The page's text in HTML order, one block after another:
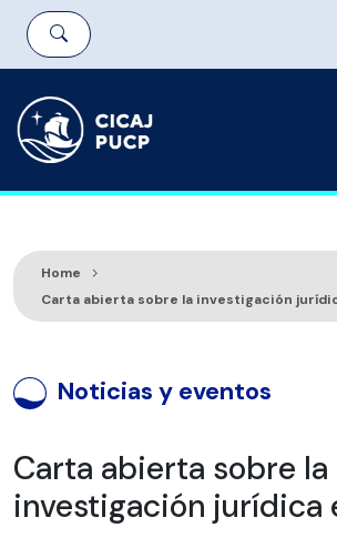
Home
Carta abierta sobre la investigación
Noticias y eventos
Carta abierta sobre la
investigación jurídica